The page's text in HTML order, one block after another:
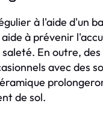
à l'aide d'un
à prévenir
En outre,
avec des
de sol.